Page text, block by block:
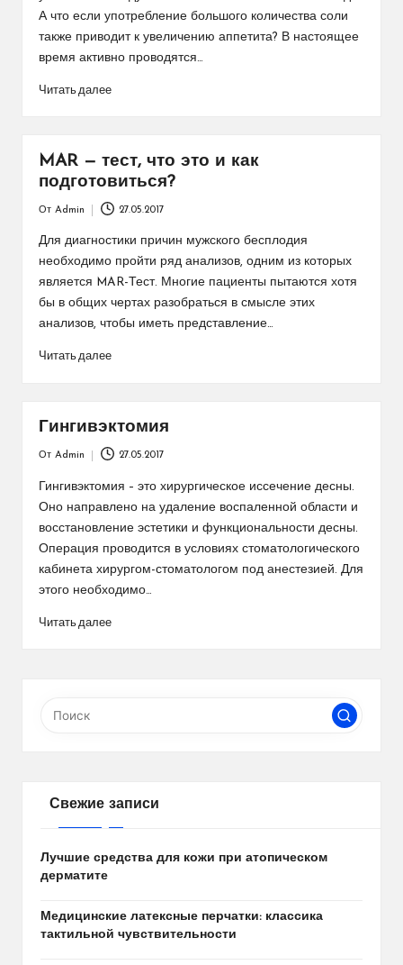
А что если употребление большого количества соли
также приводит к увеличению аппетита? В настоящее
время активно проводятся…
Читать далее
MAR — тест, что это и как
подготовиться?
от
От Admin 27.05.2017
Для диагностики причин мужского бесплодия
необходимо пройти ряд анализов, одним из которых
является MAR-Тест. Многие пациенты пытаются хотя
бы в общих чертах разобраться в смысле этих
анализов, чтобы иметь представление…
Читать далее
Гингивэктомия
от
От Admin 27.05.2017
Гингивэктомия – это хирургическое иссечение десны.
Оно направлено на удаление воспаленной области и
восстановление эстетики и функциональности десны.
Операция проводится в условиях стоматологического
кабинета хирургом-стоматологом под анестезией. Для
этого необходимо…
Читать далее
Свежие записи
Лучшие средства для кожи при атопическом
дерматите
Медицинские латексные перчатки: классика
тактильной чувствительности